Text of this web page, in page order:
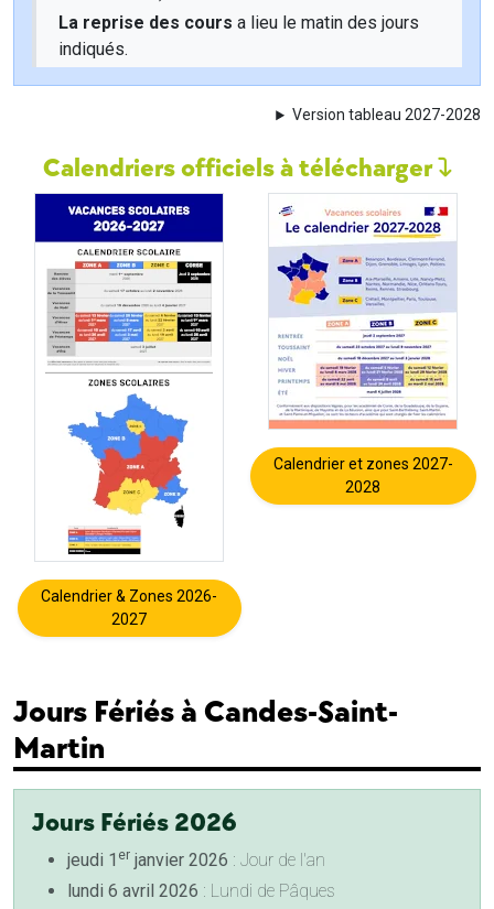
La reprise des cours a lieu le matin des jours
indiqués.
Version tableau 2027-2028
Calendriers officiels à télécharger
Calendrier & Zones 2026-
2027
Calendrier et zones 2027-
2028
Jours Fériés à Candes-Saint-
Martin
Jours Fériés 2026
jeudi 1 er janvier 2026 : Jour de l'an
lundi 6 avril 2026 : Lundi de Pâques